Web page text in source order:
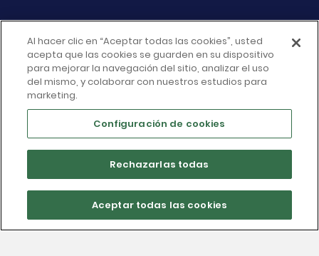
INFORMACIÓN DE LA TIENDA
ACCESO RAPIDO
MÁS INFORMACIÓN 

Al hacer clic en “Aceptar todas las cookies”, usted
acepta que las cookies se guarden en su dispositivo
para mejorar la navegación del sitio, analizar el uso
del mismo, y colaborar con nuestros estudios para
marketing.
Configuración de cookies
Rechazarlas todas
Aceptar todas las cookies